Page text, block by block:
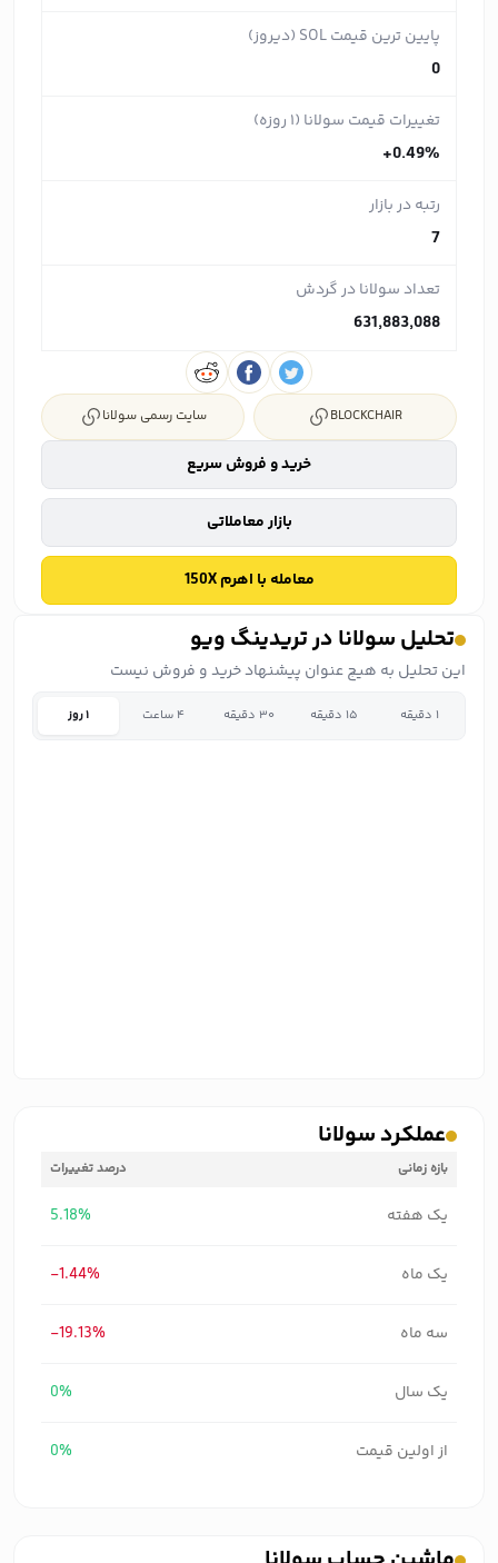
پایین ترین قیمت SOL (دیروز)
0
تغییرات قیمت سولانا (۱ روزه)
+0.49%
رتبه در بازار
7
تعداد سولانا در گردش
631,883,088
BLOCKCHAIR سایت رسمی سولانا
خرید و فروش سریع
بازار معاملاتی
معامله با اهرم 150X
تحلیل سولانا در تریدینگ ویو
این تحلیل به هیچ عنوان پیشنهاد خرید و فروش نیست
۱ دقیقه ۱۵ دقیقه ۳۰ دقیقه ۴ ساعت ۱ روز
عملکرد سولانا
بازه زمانی درصد تغییرات
یک هفته 5.18%
یک ماه -1.44%
سه ماه -19.13%
یک سال 0%
از اولین قیمت 0%